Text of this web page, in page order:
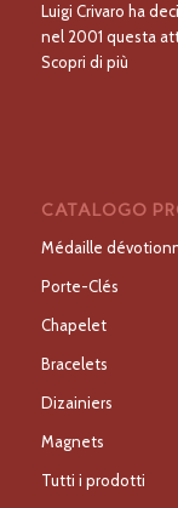
Luigi Crivaro ha
nel 2001 questa
Scopri di più
CATALOGO
Médaille
Porte-Clés
Chapelet
Bracelets
Dizainiers
Magnets
Tutti i prodotti